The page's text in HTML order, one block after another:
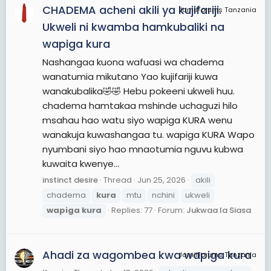
JamiiForums Tanzania
CHADEMA acheni akili ya kujifariji.
Ukweli ni kwamba hamkubaliki na
wapiga kura
Nashangaa kuona wafuasi wa chadema
wanatumia mikutano Yao kujifariji kuwa
wanakubalika🤣🤣 Hebu pokeeni ukweli huu.
chadema hamtakaa mshinde uchaguzi hilo
msahau hao watu siyo wapiga KURA wenu
wanakuja kuwashangaa tu. wapiga KURA Wapo
nyumbani siyo hao mnaotumia nguvu kubwa
kuwaita kwenye...
instinct desire Thread Jun 25, 2026
akili
chadema
kura mtu nchini
ukweli
wapiga kura Replies: 77 Forum: Jukwaa la Siasa
JamiiForums Tanzania
Ahadi za wagombea kwa wapiga kura